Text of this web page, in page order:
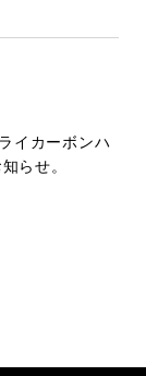
イカーボンハ
らせ。